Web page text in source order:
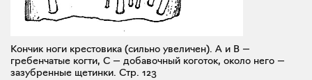
Кончик ноги крестовика (сильно увеличен). А и В —
гребенчатые когти, С — добавочный коготок, около него —
зазубренные щетинки. Стр. 123